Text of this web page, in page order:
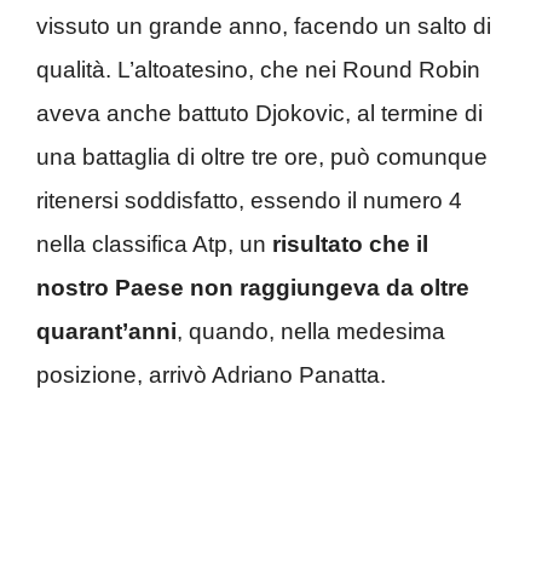
vissuto un grande anno, facendo un salto di
qualità. L’altoatesino, che nei Round Robin
aveva anche battuto Djokovic, al termine di
una battaglia di oltre tre ore, può comunque
ritenersi soddisfatto, essendo il numero 4
nella classifica Atp, un risultato che il
nostro Paese non raggiungeva da oltre
quarant’anni, quando, nella medesima
posizione, arrivò Adriano Panatta.